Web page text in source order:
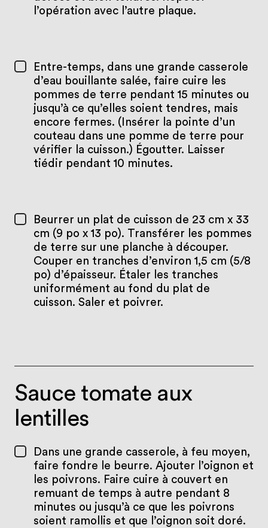
l’opération avec l’autre plaque.
Entre-temps, dans une grande casserole
d’eau bouillante salée, faire cuire les
pommes de terre pendant 15 minutes ou
jusqu’à ce qu’elles soient tendres, mais
encore fermes. (Insérer la pointe d’un
couteau dans une pomme de terre pour
vérifier la cuisson.) Égoutter. Laisser
tiédir pendant 10 minutes.
Beurrer un plat de cuisson de 23 cm x 33
cm (9 po x 13 po). Transférer les pommes
de terre sur une planche à découper.
Couper en tranches d’environ 1,5 cm (5/8
po) d’épaisseur. Étaler les tranches
uniformément au fond du plat de
cuisson. Saler et poivrer.
Sauce tomate aux
lentilles
Dans une grande casserole, à feu moyen,
faire fondre le beurre. Ajouter l’oignon et
les poivrons. Faire cuire à couvert en
remuant de temps à autre pendant 8
minutes ou jusqu’à ce que les poivrons
soient ramollis et que l’oignon soit doré.